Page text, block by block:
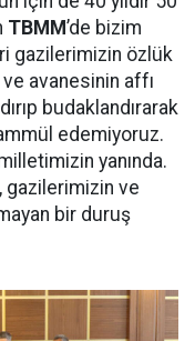
TBMM’de bizim
gazilerimizin özlük
avanesinin affı
budaklandırarak
edemiyoruz.
yanında.
gazilerimizin ve
bir duruş